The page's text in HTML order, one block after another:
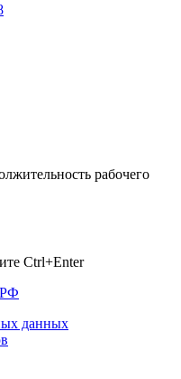
рабочего
Ctrl+Enter
данных